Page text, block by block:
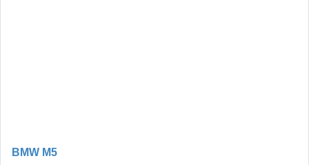
BMW M5